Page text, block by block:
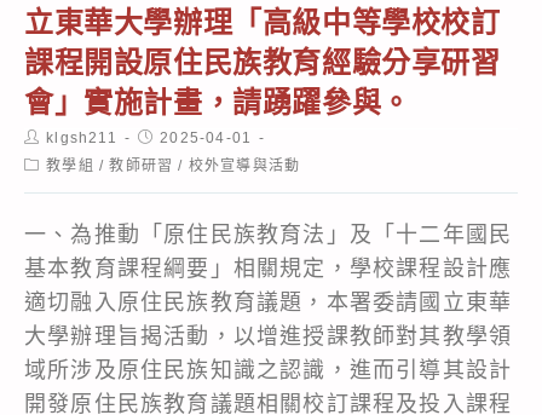
立東華大學辦理「高級中等學校校訂
課程開設原住民族教育經驗分享研習
會」實施計畫，請踴躍參與。
Post
author:
klgsh211
Post
published:
2025-04-01
Post教學組 / 教師研習 / 校外宣導與活動
一、為推動「原住民族教育法」及「十二年國民
基本教育課程綱要」相關規定，學校課程設計應
適切融入原住民族教育議題，本署委請國立東華
大學辦理旨揭活動，以增進授課教師對其教學領
域所涉及原住民族知識之認識，進而引導其設計
開發原住民族教育議題相關校訂課程及投入課程